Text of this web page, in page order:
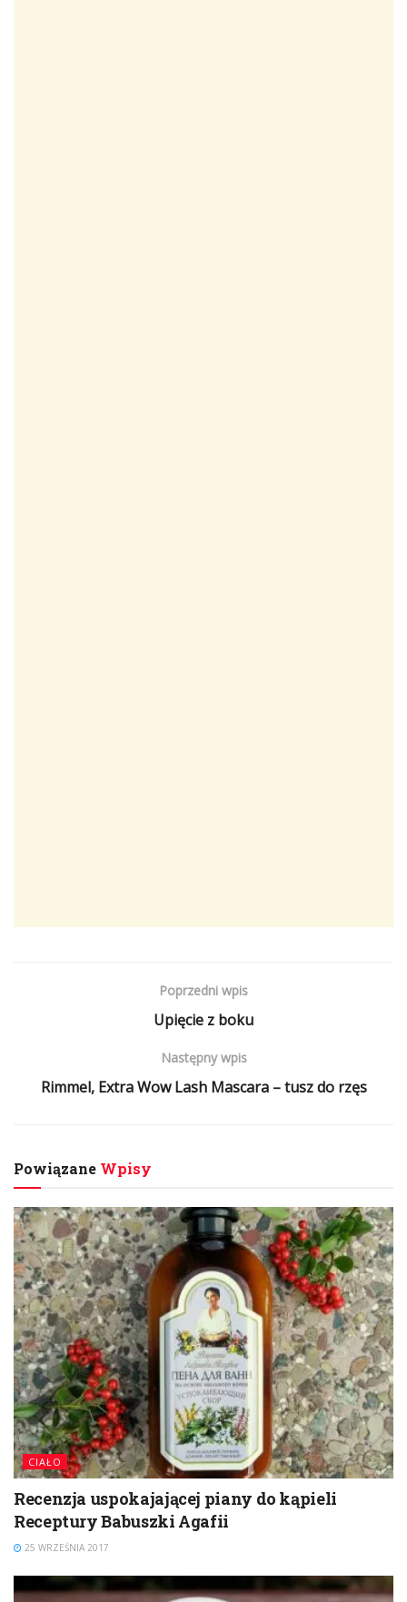
Poprzedni wpis
Upięcie z boku
Następny wpis
Rimmel, Extra Wow Lash Mascara – tusz do rzęs
Powiązane Wpisy
CIAŁO
Recenzja uspokajającej piany do kąpieli
Receptury Babuszki Agafii
25 WRZEŚNIA 2017